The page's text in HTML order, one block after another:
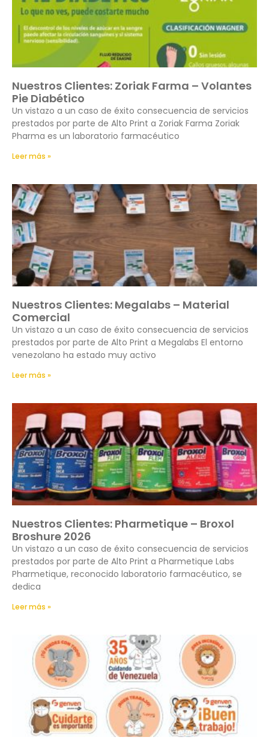
Nuestros Clientes: Zoriak Farma – Volantes
Pie Diabético
Un vistazo a un caso de éxito consecuencia de servicios
prestados por parte de Alto Print a Zoriak Farma Zoriak
Pharma es un laboratorio farmacéutico
Leer más »
Nuestros Clientes: Megalabs – Material
Comercial
Un vistazo a un caso de éxito consecuencia de servicios
prestados por parte de Alto Print a Megalabs El entorno
venezolano ha estado muy activo
Leer más »
Nuestros Clientes: Pharmetique – Broxol
Broshure 2026
Un vistazo a un caso de éxito consecuencia de servicios
prestados por parte de Alto Print a Pharmetique Labs
Pharmetique, reconocido laboratorio farmacéutico, se
dedica
Leer más »